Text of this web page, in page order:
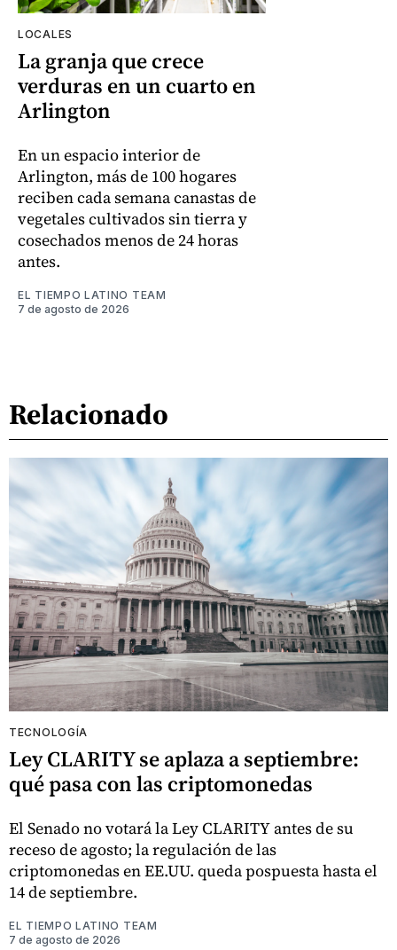
LOCALES
La granja que crece
verduras en un cuarto en
Arlington
En un espacio interior de
Arlington, más de 100 hogares
reciben cada semana canastas de
vegetales cultivados sin tierra y
cosechados menos de 24 horas
antes.
EL TIEMPO LATINO TEAM
7 de agosto de 2026
Relacionado
TECNOLOGÍA
Ley CLARITY se aplaza a septiembre:
qué pasa con las criptomonedas
El Senado no votará la Ley CLARITY antes de su
receso de agosto; la regulación de las
criptomonedas en EE.UU. queda pospuesta hasta el
14 de septiembre.
EL TIEMPO LATINO TEAM
7 de agosto de 2026